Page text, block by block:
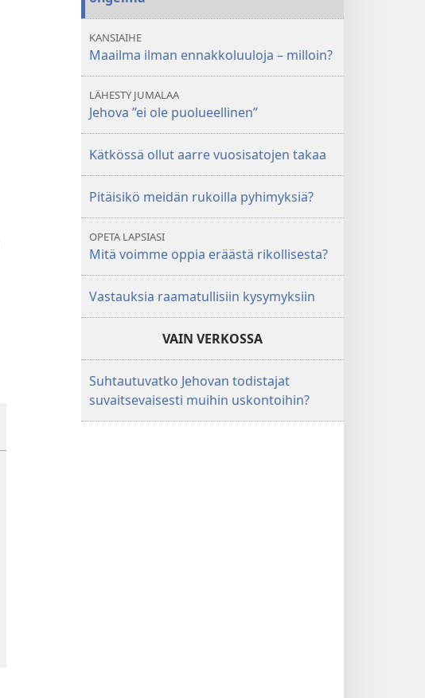
KANSIAIHE
Maailma ilman ennakkoluuloja – milloin?
LÄHESTY JUMALAA
Jehova ”ei ole puolueellinen”
Kätkössä ollut aarre vuosisatojen takaa
Pitäisikö meidän rukoilla pyhimyksiä?
OPETA LAPSIASI
Mitä voimme oppia eräästä rikollisesta?
Vastauksia raamatullisiin kysymyksiin
VAIN VERKOSSA
Suhtautuvatko Jehovan todistajat
suvaitsevaisesti muihin uskontoihin?